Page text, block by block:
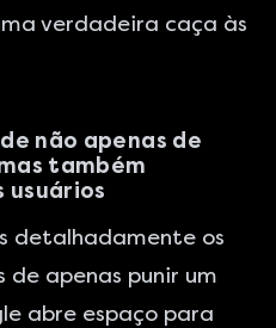
verdadeira caça às
não apenas de
também
usuários
detalhadamente os
de apenas punir um
abre espaço para